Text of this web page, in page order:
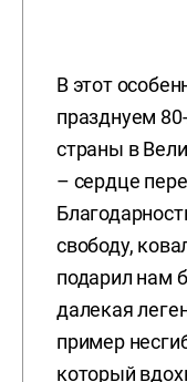
В этот
празднуем
страны в
– сердце
свободу,
подарил нам
далекая
пример
который